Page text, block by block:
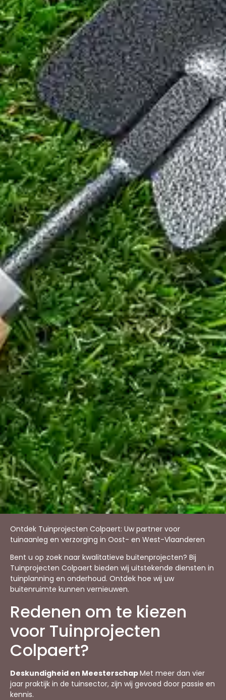
Ontdek Tuinprojecten Colpaert: Uw partner voor
tuinaanleg en verzorging in Oost- en West-Vlaanderen
Bent u op zoek naar kwalitatieve buitenprojecten? Bij
Tuinprojecten Colpaert bieden wij uitstekende diensten in
tuinplanning en onderhoud. Ontdek hoe wij uw
buitenruimte kunnen vernieuwen.
Redenen om te kiezen
voor Tuinprojecten
Colpaert?
Deskundigheid en MeesterschapMet meer dan vier
jaar praktijk in de tuinsector, zijn wij gevoed door passie en
kennis.